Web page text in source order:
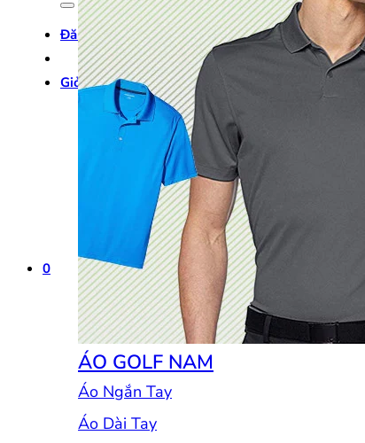
Đăng nhập
Giỏ hàng /0₫ 0
0
ÁO GOLF NAM
Áo Ngắn Tay
Áo Dài Tay